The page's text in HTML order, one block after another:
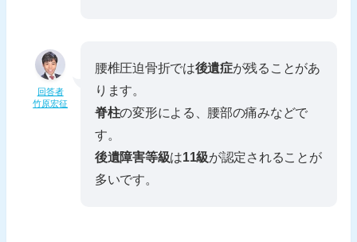
回答者
竹原宏征
腰椎圧迫骨折では後遺症が残ることがあ
ります。
脊柱の変形による、腰部の痛みなどで
す。
後遺障害等級は11級が認定されることが
多いです。